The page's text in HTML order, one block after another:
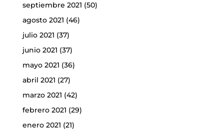
septiembre 2021 (50)
agosto 2021 (46)
julio 2021 (37)
junio 2021 (37)
mayo 2021 (36)
abril 2021 (27)
marzo 2021 (42)
febrero 2021 (29)
enero 2021 (21)